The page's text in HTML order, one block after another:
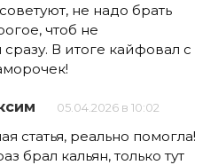
не надо брать
чтоб не
сразу. В итоге кайфовал с
05.04.2026 в 10:02
статья, реально помогла!
брал кальян, только тут